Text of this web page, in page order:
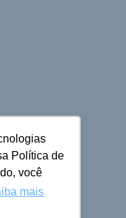
Política de
você
mais